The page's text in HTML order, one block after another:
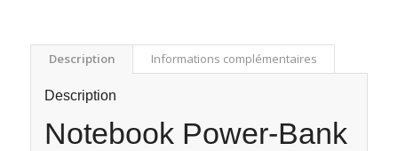
Description Informations complémentaires
Description
Notebook Power-Bank